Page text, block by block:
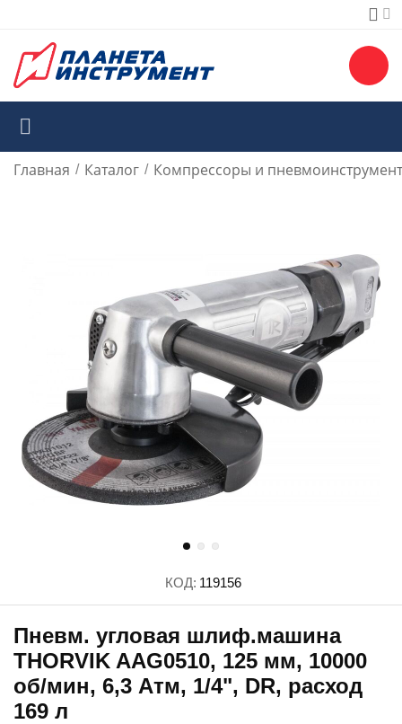
Главная / Каталог / Компрессоры и пневмоинструмент
КОД: 119156
Пневм. угловая шлиф.машина
THORVIK AAG0510, 125 мм, 10000
об/мин, 6,3 Атм, 1/4", DR, расход
169 л